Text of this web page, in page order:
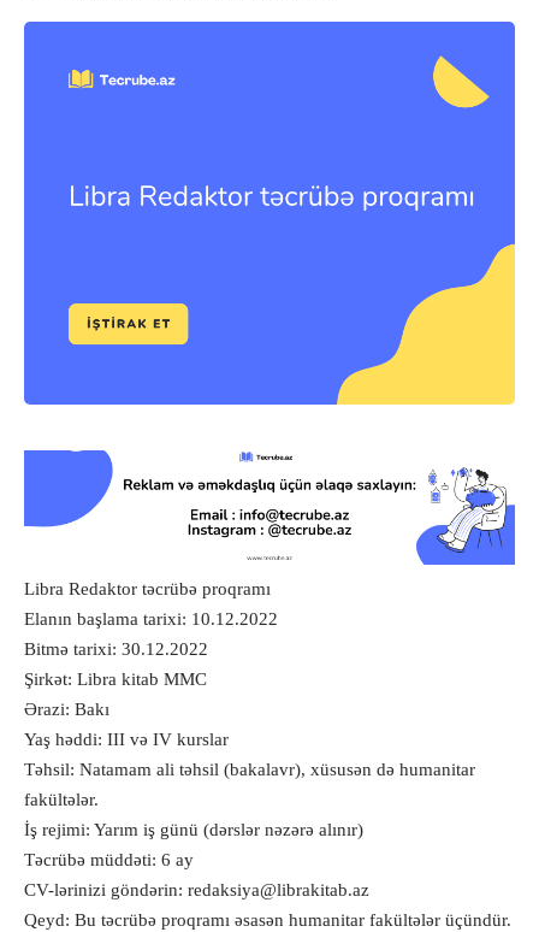
Libra Redaktor təcrübə proqramı
Elanın başlama tarixi: 10.12.2022
Bitmə tarixi: 30.12.2022
Şirkət: Libra kitab MMC
Ərazi: Bakı
Yaş həddi: III və IV kurslar
Təhsil: Natamam ali təhsil (bakalavr), xüsusən də humanitar
fakültələr.
İş rejimi: Yarım iş günü (dərslər nəzərə alınır)
Təcrübə müddəti: 6 ay
CV-lərinizi göndərin: redaksiya@librakitab.az
Qeyd: Bu təcrübə proqramı əsasən humanitar fakültələr üçündür.